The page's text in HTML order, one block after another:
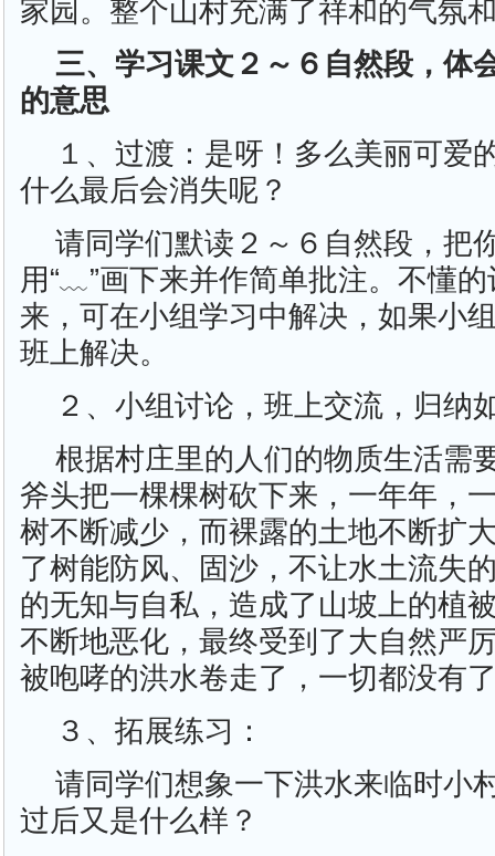
家园。整个山村充满了祥和的气氛
三、学习课文２～６自然段，体
的意思
１、过渡：是呀！多么美丽可爱
什么最后会消失呢？
请同学们默读２～６自然段，把
用“﹏”画下来并作简单批注。不懂
来，可在小组学习中解决，如果小
班上解决。
２、小组讨论，班上交流，归纳
根据村庄里的人们的物质生活需
斧头把一棵棵树砍下来，一年年，
树不断减少，而裸露的土地不断扩
了树能防风、固沙，不让水土流失
的无知与自私，造成了山坡上的植
不断地恶化，最终受到了大自然严
被咆哮的洪水卷走了，一切都没有
３、拓展练习：
请同学们想象一下洪水来临时小
过后又是什么样？